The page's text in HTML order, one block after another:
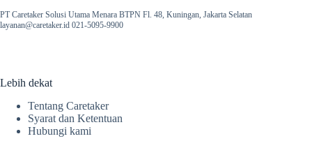
PT Caretaker Solusi Utama Menara BTPN Fl. 48, Kuningan, Jakarta Selatan
layanan@caretaker.id 021-5095-9900
Lebih dekat
Tentang Caretaker
Syarat dan Ketentuan
Hubungi kami